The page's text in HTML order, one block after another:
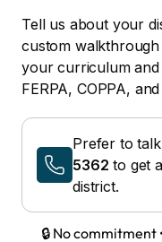
Tell us about your
custom
your curriculum
FERPA, COPPA,
Prefer to
5362 to get
district.
🔒 No commitment